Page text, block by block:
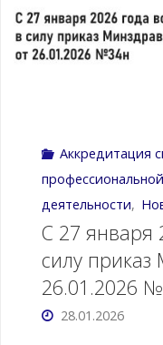
Аккредитация
деятельности,
С 27 января
силу приказ
26.01.2026
28.01.2026